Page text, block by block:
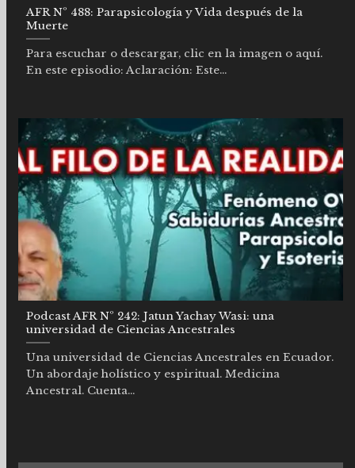
AFR Nº 488: Parapsicología y Vida después de la
Muerte
Para escuchar o descargar, clic en la imagen o aquí.
En este episodio: Aclaración: Este...
Podcast AFR Nº 242: Jatun Yachay Wasi: una
universidad de Ciencias Ancestrales
Una universidad de Ciencias Ancestrales en Ecuador.
Un abordaje holístico y espiritual. Medicina
Ancestral. Cuenta...